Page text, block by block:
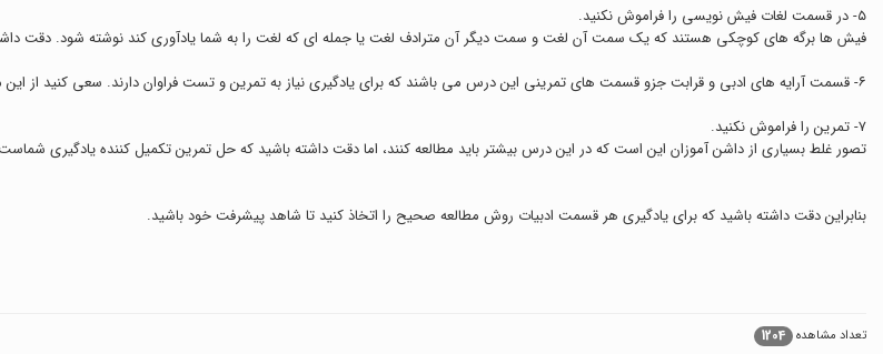
٥- در قسمت لغات فیش نویسی را فراموش نکنید.
فیش ها برگه های کوچکی هستند که یک سمت آن لغت و سمت دیگر آن مترادف لغت یا جمله ای که لغت را به شما یادآوری کند نوشته شود. دقت
٦- قسمت آرایه های ادبی و قرابت جزو قسمت های تمرینی این درس می باشند که برای یادگیری نیاز به تمرین و تست فراوان دارند. سعی کنید از این مباحث تست های ترکیبی زیادی حل کنید.
٧- تمرین را فراموش نکنید.
تصور غلط بسیاری از داشن آموزان این است که در این درس بیشتر باید مطالعه کنند، اما دقت داشته باشید که حل تمرین تکمیل کننده یادگیری شماست
بنابراین دقت داشته باشید که برای یادگیری هر قسمت ادبیات روش مطالعه صحیح را اتخاذ کنید تا شاهد پیشرفت خود باشید.
تعداد مشاهده 1204